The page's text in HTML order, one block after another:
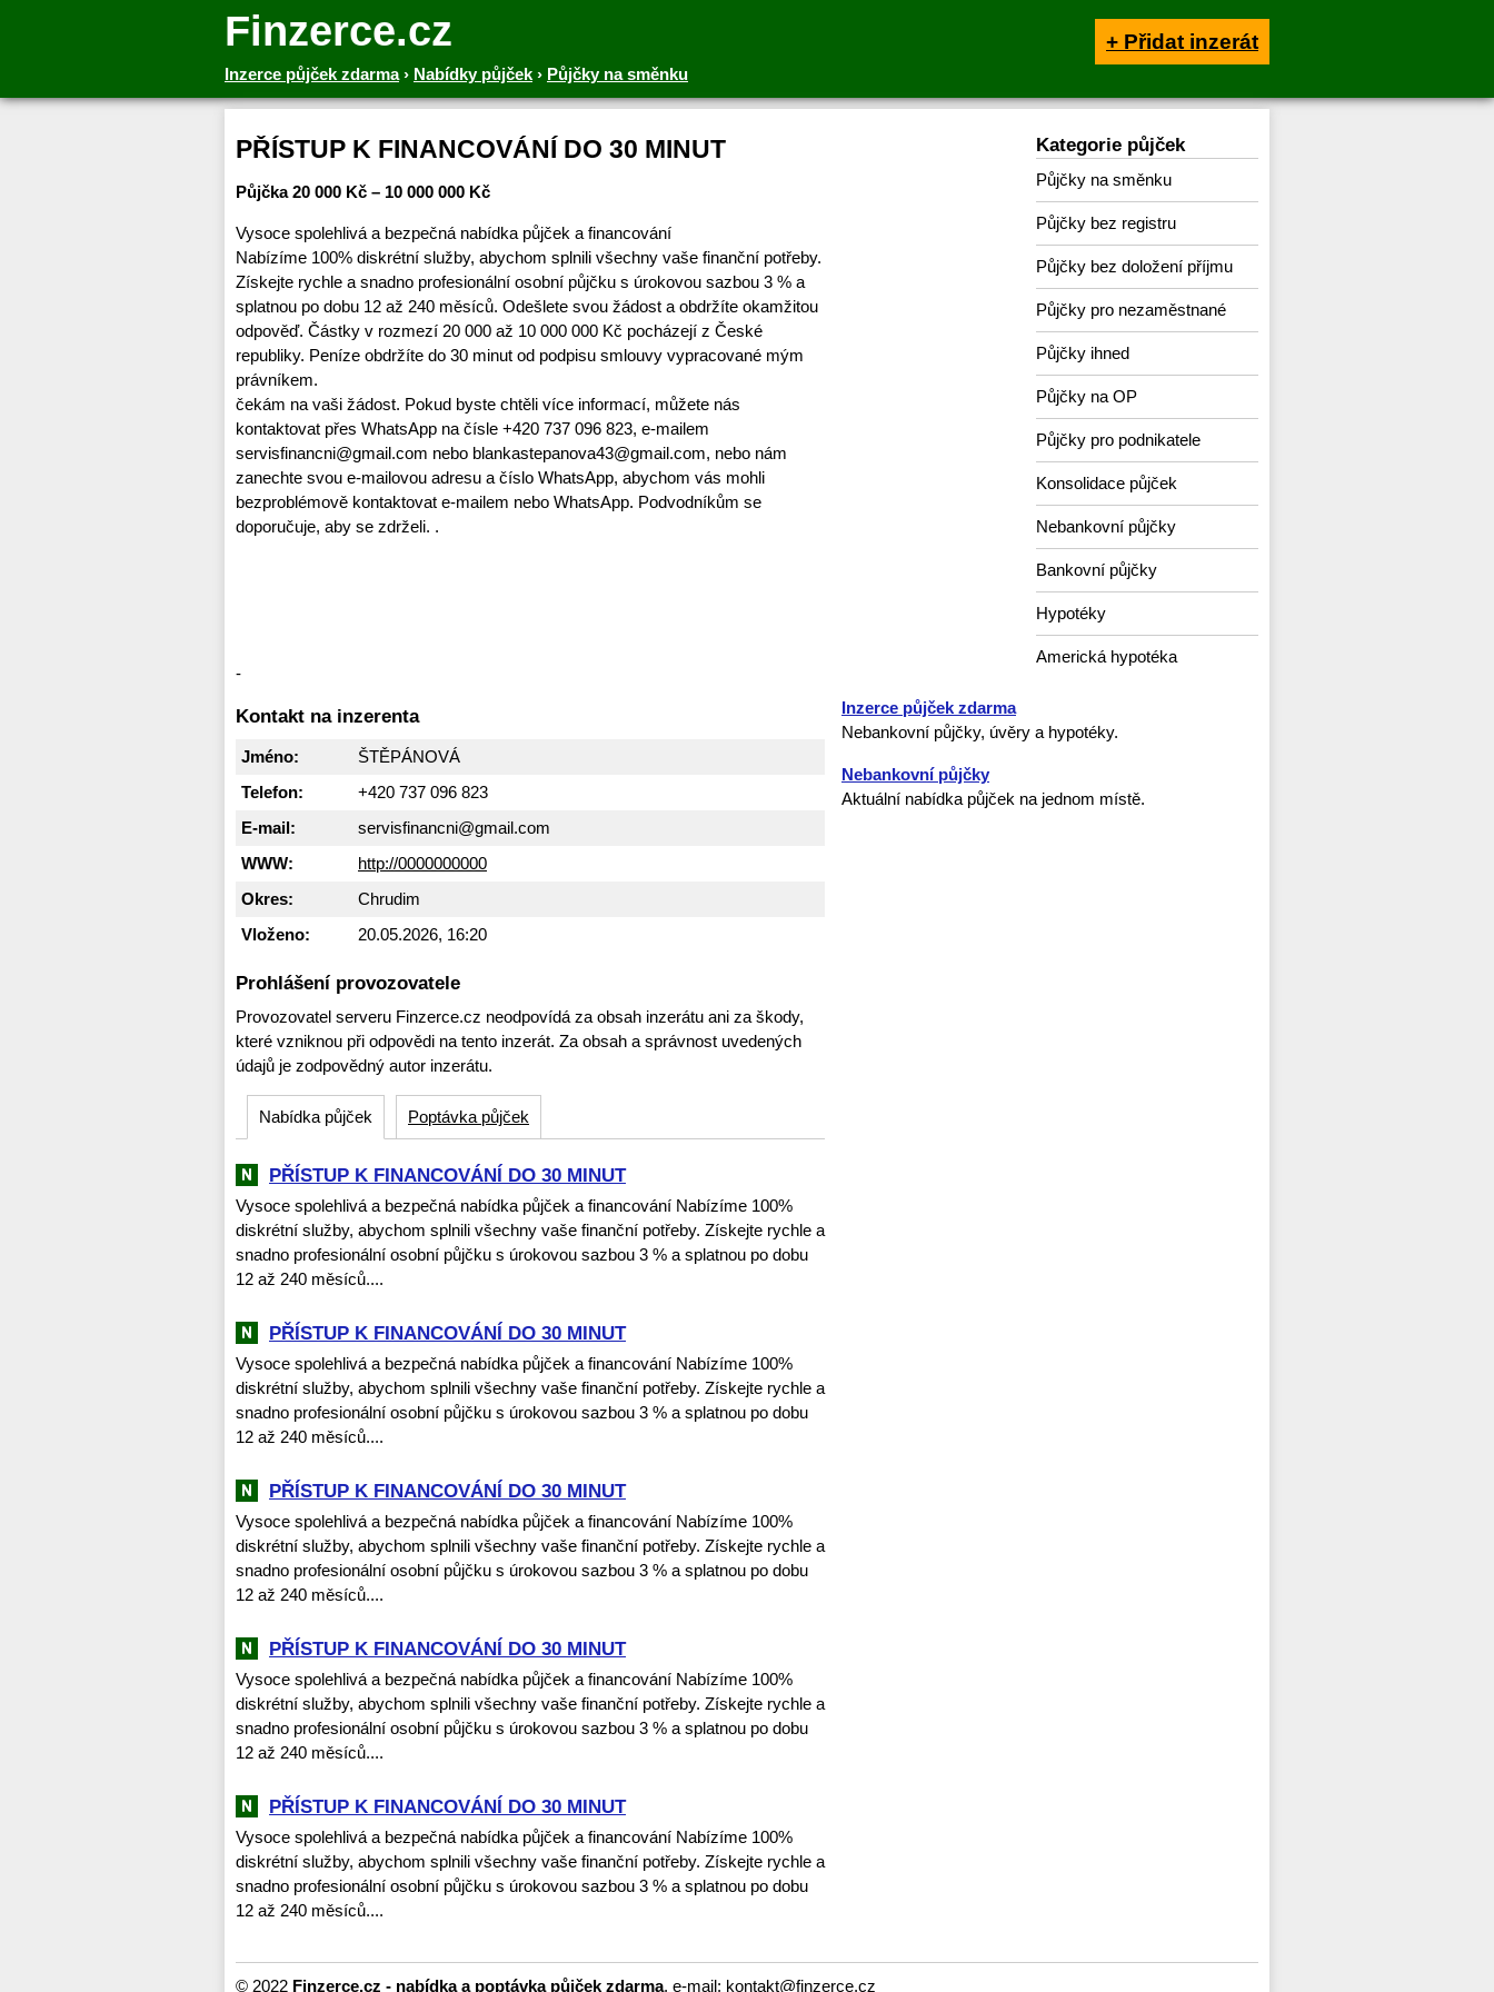
Finzerce.cz
Inzerce půjček zdarma› Nabídky půjček › Půjčky na směnku
+ Přidat inzerát
PŘÍSTUP K FINANCOVÁNÍ DO 30 MINUT
Půjčka 20 000 Kč – 10 000 000 Kč
Vysoce spolehlivá a bezpečná nabídka půjček a financování
Nabízíme 100% diskrétní služby, abychom splnili všechny vaše finanční potřeby.
Získejte rychle a snadno profesionální osobní půjčku s úrokovou sazbou 3 % a
splatnou po dobu 12 až 240 měsíců. Odešlete svou žádost a obdržíte okamžitou
odpověď. Částky v rozmezí 20 000 až 10 000 000 Kč pocházejí z České
republiky. Peníze obdržíte do 30 minut od podpisu smlouvy vypracované mým
právníkem.
čekám na vaši žádost. Pokud byste chtěli více informací, můžete nás
kontaktovat přes WhatsApp na čísle +420 737 096 823, e-mailem
servisfinancni@gmail.com nebo blankastepanova43@gmail.com, nebo nám
zanechte svou e-mailovou adresu a číslo WhatsApp, abychom vás mohli
bezproblémově kontaktovat e-mailem nebo WhatsApp. Podvodníkům se
doporučuje, aby se zdrželi. .
-
Kontakt na inzerenta
Jméno:
ŠTĚPÁNOVÁ
Telefon:
+420 737 096 823
E-mail:
servisfinancni@gmail.com
WWW:
http://0000000000
Okres:
Chrudim
Vloženo:
20.05.2026, 16:20
Prohlášení provozovatele
Provozovatel serveru Finzerce.cz neodpovídá za obsah inzerátu ani za škody,
které vzniknou při odpovědi na tento inzerát. Za obsah a správnost uvedených
údajů je zodpovědný autor inzerátu.
Nabídka půjček Poptávka půjček
PŘÍSTUP K FINANCOVÁNÍ DO 30 MINUT
Vysoce spolehlivá a bezpečná nabídka půjček a financování Nabízíme 100%
diskrétní služby, abychom splnili všechny vaše finanční potřeby. Získejte rychle a
snadno profesionální osobní půjčku s úrokovou sazbou 3 % a splatnou po dobu
12 až 240 měsíců....
PŘÍSTUP K FINANCOVÁNÍ DO 30 MINUT
Vysoce spolehlivá a bezpečná nabídka půjček a financování Nabízíme 100%
diskrétní služby, abychom splnili všechny vaše finanční potřeby. Získejte rychle a
snadno profesionální osobní půjčku s úrokovou sazbou 3 % a splatnou po dobu
12 až 240 měsíců....
PŘÍSTUP K FINANCOVÁNÍ DO 30 MINUT
Vysoce spolehlivá a bezpečná nabídka půjček a financování Nabízíme 100%
diskrétní služby, abychom splnili všechny vaše finanční potřeby. Získejte rychle a
snadno profesionální osobní půjčku s úrokovou sazbou 3 % a splatnou po dobu
12 až 240 měsíců....
PŘÍSTUP K FINANCOVÁNÍ DO 30 MINUT
Vysoce spolehlivá a bezpečná nabídka půjček a financování Nabízíme 100%
diskrétní služby, abychom splnili všechny vaše finanční potřeby. Získejte rychle a
snadno profesionální osobní půjčku s úrokovou sazbou 3 % a splatnou po dobu
12 až 240 měsíců....
PŘÍSTUP K FINANCOVÁNÍ DO 30 MINUT
Vysoce spolehlivá a bezpečná nabídka půjček a financování Nabízíme 100%
diskrétní služby, abychom splnili všechny vaše finanční potřeby. Získejte rychle a
snadno profesionální osobní půjčku s úrokovou sazbou 3 % a splatnou po dobu
12 až 240 měsíců....
Kategorie půjček
Půjčky na směnku
Půjčky bez registru
Půjčky bez doložení příjmu
Půjčky pro nezaměstnané
Půjčky ihned
Půjčky na OP
Půjčky pro podnikatele
Konsolidace půjček
Nebankovní půjčky
Bankovní půjčky
Hypotéky
Americká hypotéka
Inzerce půjček zdarma
Nebankovní půjčky, úvěry a hypotéky.
Nebankovní půjčky
Aktuální nabídka půjček na jednom místě.
© 2022 Finzerce.cz - nabídka a poptávka půjček zdarma, e-mail: kontakt@finzerce.cz